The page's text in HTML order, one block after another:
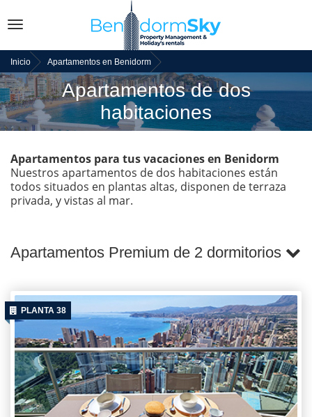
Toggle
Inicio Apartamentos en Benidorm
Apartamentos de dos
habitaciones
Apartamentos para tus vacaciones en Benidorm
Nuestros apartamentos de dos habitaciones están
todos situados en plantas altas, disponen de terraza
privada, y vistas al mar.
Apartamentos Premium de 2 dormitorios
PLANTA 38